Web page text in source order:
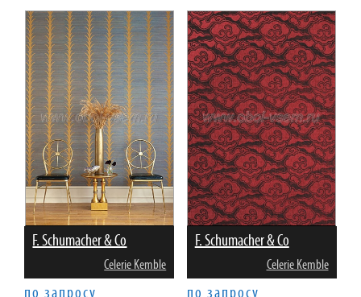
F. Schumacher & Co
Celerie Kemble
по запросу
F. Schumacher & Co
Celerie Kemble
по запросу